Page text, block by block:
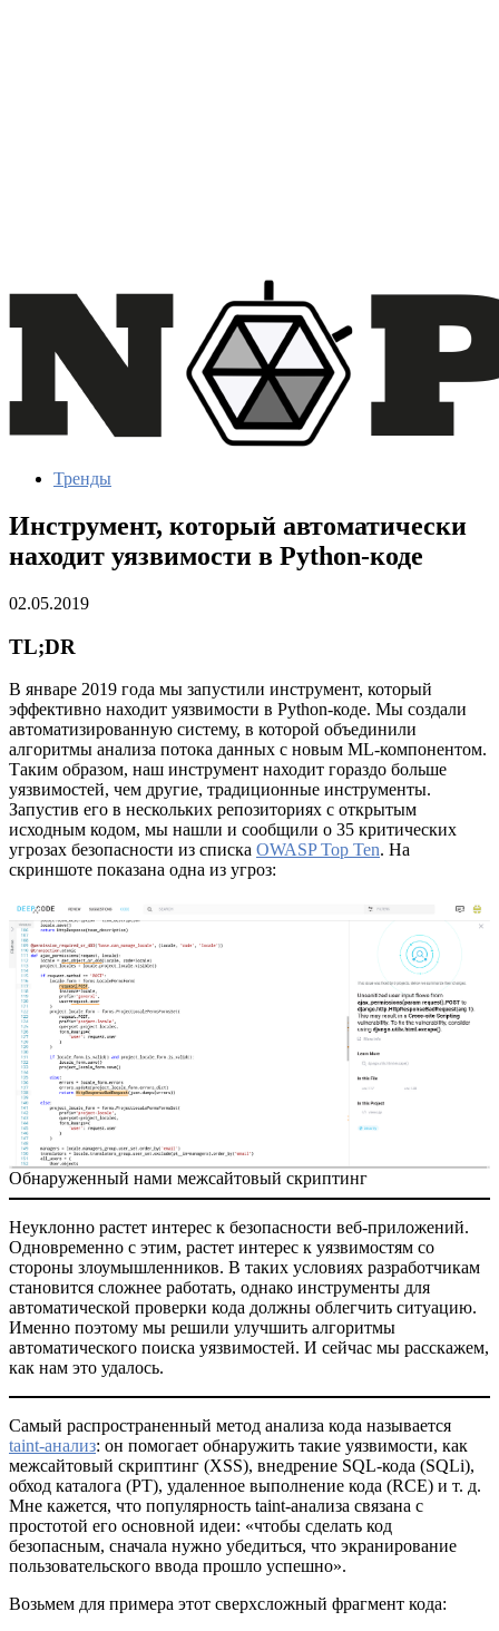
Тренды
Инструмент, который автоматически
находит уязвимости в Python-коде
02.05.2019
TL;DR
В январе 2019 года мы запустили инструмент, который
эффективно находит уязвимости в Python-коде. Мы создали
автоматизированную систему, в которой объединили
алгоритмы анализа потока данных с новым ML-компонентом.
Таким образом, наш инструмент находит гораздо больше
уязвимостей, чем другие, традиционные инструменты.
Запустив его в нескольких репозиториях с открытым
исходным кодом, мы нашли и сообщили о 35 критических
угрозах безопасности из списка OWASP Top Ten. На
скриншоте показана одна из угроз:
Обнаруженный нами межсайтовый скриптинг
Неуклонно растет интерес к безопасности веб-приложений.
Одновременно с этим, растет интерес к уязвимостям со
стороны злоумышленников. В таких условиях разработчикам
становится сложнее работать, однако инструменты для
автоматической проверки кода должны облегчить ситуацию.
Именно поэтому мы решили улучшить алгоритмы
автоматического поиска уязвимостей. И сейчас мы расскажем,
как нам это удалось.
Самый распространенный метод анализа кода называется
taint-анализ: он помогает обнаружить такие уязвимости, как
межсайтовый скриптинг (XSS), внедрение SQL-кода (SQLi),
обход каталога (PT), удаленное выполнение кода (RCE) и т. д.
Мне кажется, что популярность taint-анализа связана с
простотой его основной идеи: «чтобы сделать код
безопасным, сначала нужно убедиться, что экранирование
пользовательского ввода прошло успешно».
Возьмем для примера этот сверхсложный фрагмент кода: